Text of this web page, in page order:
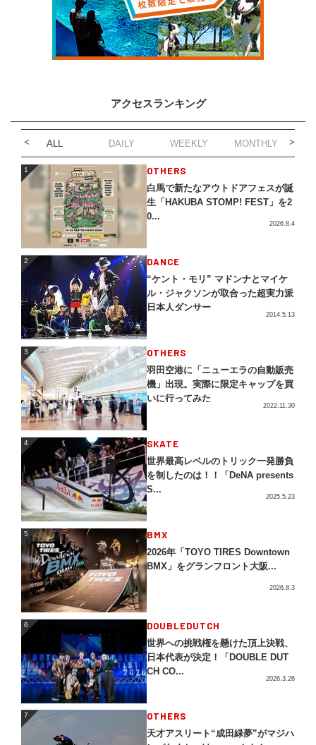
アクセスランキング
ALL DAILY WEEKLY MONTHLY
1 OTHERS
白馬で新たなアウトドアフェスが誕
生「HAKUBA STOMP! FEST」を2
0...
2026.8.4
2 DANCE
“ケント・モリ” マドンナとマイケ
ル・ジャクソンが取合った超実力派
日本人ダンサー
2014.5.13
3 OTHERS
羽田空港に「ニューエラの自動販売
機」出現。実際に限定キャップを買
いに行ってみた
2022.11.30
4 SKATE
世界最高レベルのトリック一発勝負
を制したのは！！「DeNA presents
S...
2025.5.23
5 BMX
2026年「TOYO TIRES Downtown
BMX」をグランフロント大阪...
2026.8.3
6 DOUBLEDUTCH
世界への挑戦権を懸けた頂上決戦、
日本代表が決定！「DOUBLE DUT
CH CO...
2026.3.26
7 OTHERS
天才アスリート“成田緑夢”がマジハ